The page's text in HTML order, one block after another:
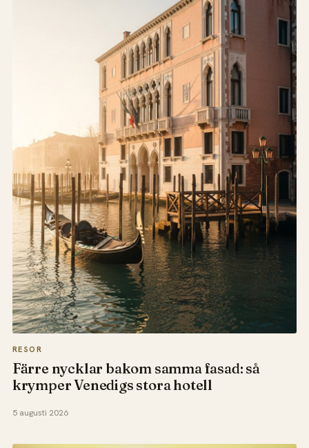
RESOR
Färre nycklar bakom samma fasad: så
krymper Venedigs stora hotell
5 augusti 2026